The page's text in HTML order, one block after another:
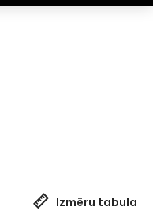
Izmēru tabula